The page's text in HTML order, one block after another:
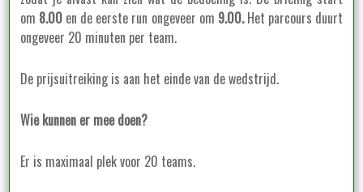
om 8.00 en de eerste run ongeveer om 9.00.Het parcours duurt
ongeveer 20 minuten per team.
De prijsuitreiking is aan het einde van de wedstrijd.
Wie kunnen er mee doen?
Er is maximaal plek voor 20 teams.